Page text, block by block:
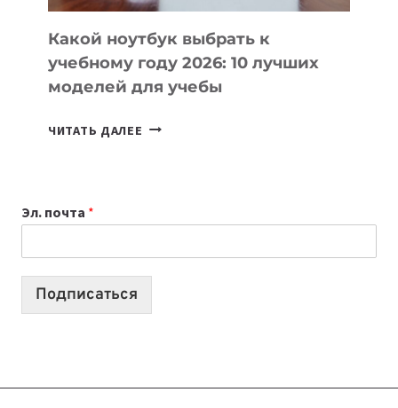
КОДА
Какой ноутбук выбрать к
учебному году 2026: 10 лучших
моделей для учебы
ЧИТАТЬ ДАЛЕЕ КАКОЙ
2026:
10
Эл. почта *
Подписаться